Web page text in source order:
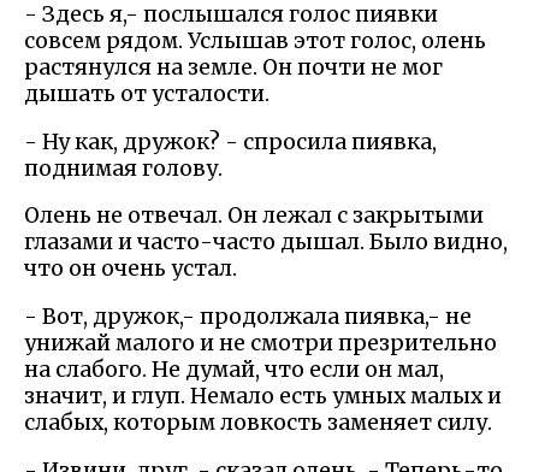
- Здесь я,- послышался голос пиявки
совсем рядом. Услышав этот голос, олень
растянулся на земле. Он почти не мог
дышать от усталости.
- Ну как, дружок? - спросила пиявка,
поднимая голову.
Олень не отвечал. Он лежал с закрытыми
глазами и часто-часто дышал. Было видно,
что он очень устал.
- Вот, дружок,- продолжала пиявка,- не
унижай малого и не смотри презрительно
на слабого. Не думай, что если он мал,
значит, и глуп. Немало есть умных малых и
слабых, которым ловкость заменяет силу.